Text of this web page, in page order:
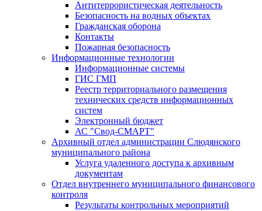
Антитеррористическая деятельность
Безопасность на водных объектах
Гражданская оборона
Контакты
Пожарная безопасность
Информационные технологии
Информационные системы
ГИС ГМП
Реестр территориального размещения
технических средств информационных
систем
Электронный бюджет
АС "Свод-СМАРТ"
Архивный отдел администрации Слюдянского
муниципального района
Услуга удаленного доступа к архивным
документам
Отдел внутреннего муниципального финансового
контроля
Результаты контрольных мероприятий